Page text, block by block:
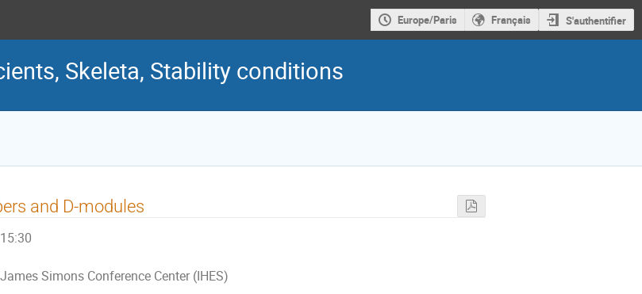
Europe/Paris Français S'authentifier
Skeleta, Stability conditions
and D-modules
Simons Conference Center (IHES)